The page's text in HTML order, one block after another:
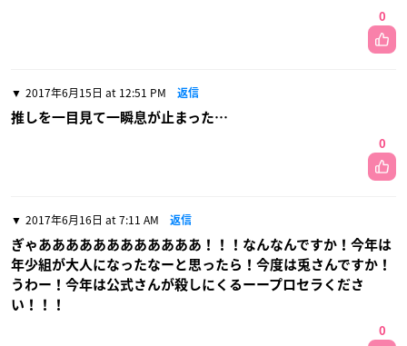
0
2017年6月15日 at 12:51 PM 返信
推しを一目見て一瞬息が止まった…
0
2017年6月16日 at 7:11 AM 返信
ぎゃああああああああああああ！！！なんなんですか！今年は
年少組が大人になったなーと思ったら！今度は兎さんですか！
うわー！今年は公式さんが殺しにくるーープロセラくださ
い！！！
0